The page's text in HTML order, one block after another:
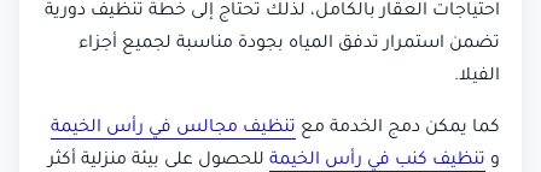
احتياجات العقار بالكامل، لذلك تحتاج إلى خطة تنظيف دورية
تضمن استمرار تدفق المياه بجودة مناسبة لجميع أجزاء
الفيلا.
كما يمكن دمج الخدمة مع تنظيف مجالس في رأس الخيمة
و تنظيف كنب في رأس الخيمة للحصول على بيئة منزلية أكثر